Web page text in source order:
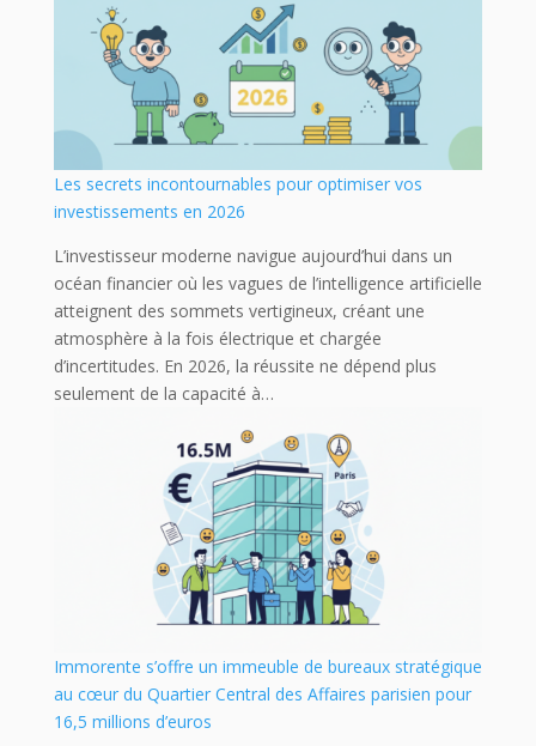
Les secrets incontournables pour optimiser vos
investissements en 2026
L’investisseur moderne navigue aujourd’hui dans un
océan financier où les vagues de l’intelligence artificielle
atteignent des sommets vertigineux, créant une
atmosphère à la fois électrique et chargée
d’incertitudes. En 2026, la réussite ne dépend plus
seulement de la capacité à…
Immorente s’offre un immeuble de bureaux stratégique
au cœur du Quartier Central des Affaires parisien pour
16,5 millions d’euros